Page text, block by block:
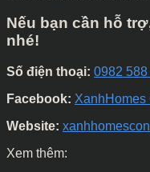
Nếu bạn cần hỗ
nhé!
Số điện thoại: 0982 588
Facebook: XanhHomes
Website:
Xem thêm: